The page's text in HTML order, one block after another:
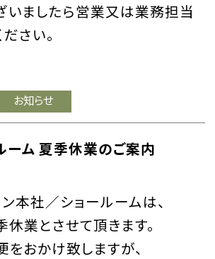
いましたら営業又は業務担当
さい。
お知らせ
ーム 夏季休業のご案内
本社／ショールームは、
業とさせて頂きます。
おかけ致しますが、